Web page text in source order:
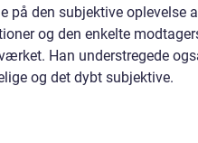
på den subjektive oplevelse
og den enkelte
Han understregede
og det dybt subjektive.